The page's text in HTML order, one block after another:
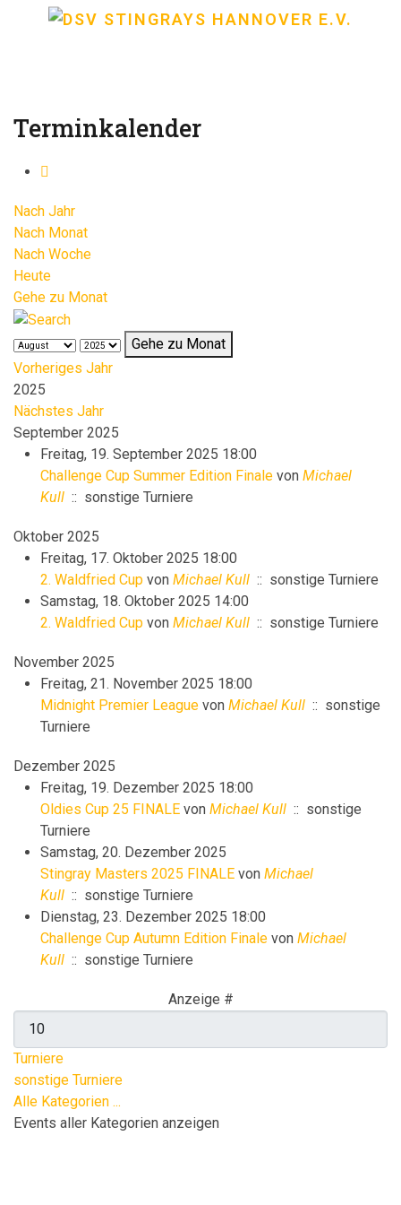
Terminkalender
Nach Jahr
Nach Monat
Nach Woche
Heute
Gehe zu Monat
Gehe zu Monat
Vorheriges Jahr
2025
Nächstes Jahr
September 2025
Freitag, 19. September 2025 18:00
Challenge Cup Summer Edition Finale von Michael
Kull :: sonstige Turniere
Oktober 2025
Freitag, 17. Oktober 2025 18:00
2. Waldfried Cup von Michael Kull :: sonstige Turniere
Samstag, 18. Oktober 2025 14:00
2. Waldfried Cup von Michael Kull :: sonstige Turniere
November 2025
Freitag, 21. November 2025 18:00
Midnight Premier League von Michael Kull :: sonstige
Turniere
Dezember 2025
Freitag, 19. Dezember 2025 18:00
Oldies Cup 25 FINALE von Michael Kull :: sonstige
Turniere
Samstag, 20. Dezember 2025
Stingray Masters 2025 FINALE von Michael
Kull :: sonstige Turniere
Dienstag, 23. Dezember 2025 18:00
Challenge Cup Autumn Edition Finale von Michael
Kull :: sonstige Turniere
Limite der PaginierungslisteAnzeige #
Turniere
sonstige Turniere
Alle Kategorien ...
Events aller Kategorien anzeigen